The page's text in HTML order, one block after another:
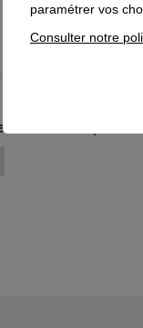
et
paramétrer vos
Consulter notre